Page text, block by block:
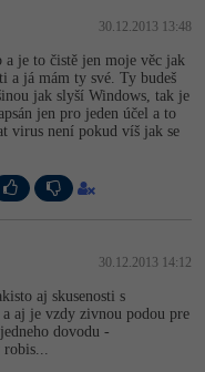
30.12.2013 13:48
a je to čistě jen moje věc jak
a já mám ty své. Ty budeš
jak slyší Windows, tak je
jen pro jeden účel a to
virus není pokud víš jak se
30.12.2013 14:12
aj skusenosti s
aj je vzdy zivnou podou pre
dovodu -